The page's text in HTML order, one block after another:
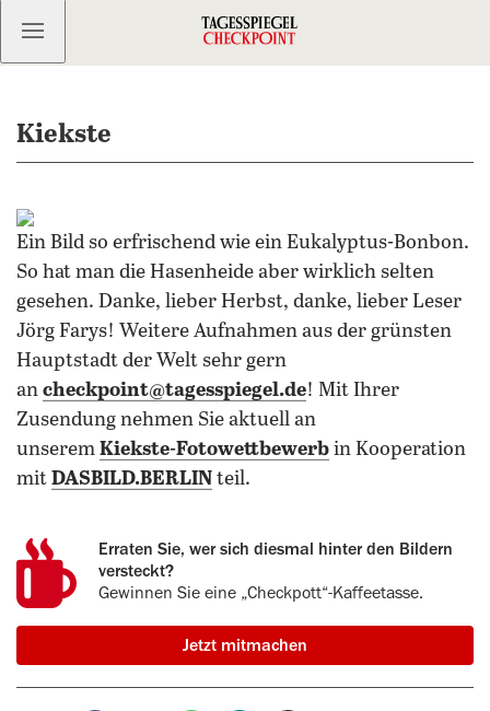
Kostenlos anmelden
Kiekste
Ein Bild so erfrischend wie ein Eukalyptus-Bonbon.
So hat man die Hasenheide aber wirklich selten
gesehen. Danke, lieber Herbst, danke, lieber Leser
Jörg Farys! Weitere Aufnahmen aus der grünsten
Hauptstadt der Welt sehr gern
an checkpoint@tagesspiegel.de! Mit Ihrer
Zusendung nehmen Sie aktuell an
unserem Kiekste-Fotowettbewerb in Kooperation
mit DASBILD.BERLIN teil.
Erraten Sie, wer sich diesmal hinter den Bildern
versteckt?
Gewinnen Sie eine „Checkpott“-Kaffeetasse.
Jetzt mitmachen